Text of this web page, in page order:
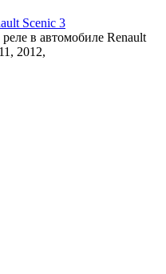
Scenic 3
в автомобиле Renault
2012,